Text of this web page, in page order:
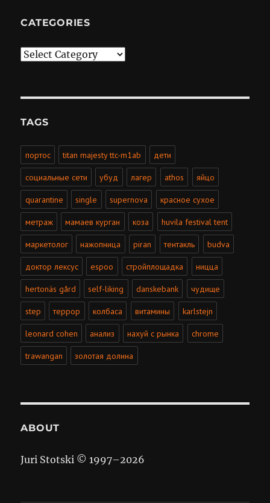
CATEGORIES
Categories
TAGS
портос titan majesty ttc-m1ab дети
социальные сети убуд лагер athos яйцо
quarantine single supernova красное сухое
метраж мамаев курган коза huvila festival tent
маркетолог нажопница piran тентакль budva
доктор лексус espoo стройплощадка ницца
hertonäs gård self-liking danskebank чудище
step террор колбаса витамины karlstejn
leonard cohen анализ нахуй с рынка chrome
trawangan золотая долина
ABOUT
Juri Stotski © 1997–2026